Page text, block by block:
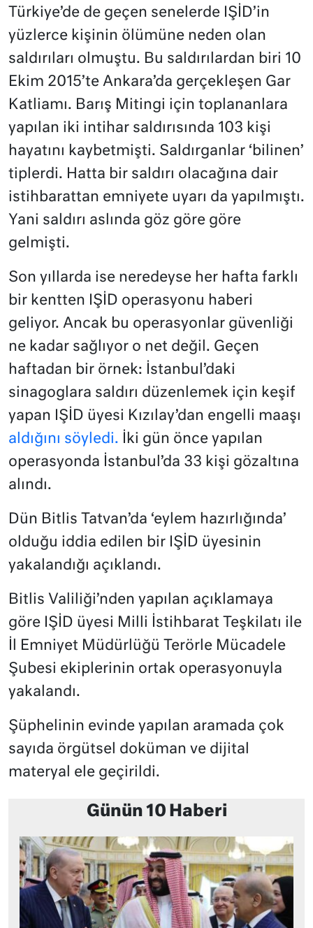
Türkiye’de de geçen senelerde IŞİD’in
yüzlerce kişinin ölümüne neden olan
saldırıları olmuştu. Bu saldırılardan biri 10
Ekim 2015’te Ankara’da gerçekleşen Gar
Katliamı. Barış Mitingi için toplananlara
yapılan iki intihar saldırısında 103 kişi
hayatını kaybetmişti. Saldırganlar ‘bilinen’
tiplerdi. Hatta bir saldırı olacağına dair
istihbarattan emniyete uyarı da yapılmıştı.
Yani saldırı aslında göz göre göre
gelmişti.
Son yıllarda ise neredeyse her hafta farklı
bir kentten IŞİD operasyonu haberi
geliyor. Ancak bu operasyonlar güvenliği
ne kadar sağlıyor o net değil. Geçen
haftadan bir örnek: İstanbul’daki
sinagoglara saldırı düzenlemek için keşif
yapan IŞİD üyesi Kızılay’dan engelli maaşı
aldığını söyledi. İki gün önce yapılan
operasyonda İstanbul’da 33 kişi gözaltına
alındı.
Dün Bitlis Tatvan’da ‘eylem hazırlığında’
olduğu iddia edilen bir IŞİD üyesinin
yakalandığı açıklandı.
Bitlis Valiliği’nden yapılan açıklamaya
göre IŞİD üyesi Milli İstihbarat Teşkilatı ile
İl Emniyet Müdürlüğü Terörle Mücadele
Şubesi ekiplerinin ortak operasyonuyla
yakalandı.
Şüphelinin evinde yapılan aramada çok
sayıda örgütsel doküman ve dijital
materyal ele geçirildi.
Günün 10 Haberi